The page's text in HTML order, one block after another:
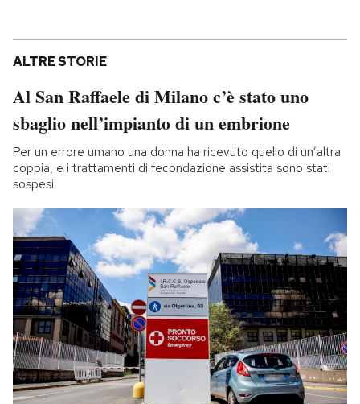
ALTRE STORIE
Al San Raffaele di Milano c’è stato uno
sbaglio nell’impianto di un embrione
Per un errore umano una donna ha ricevuto quello di un’altra
coppia, e i trattamenti di fecondazione assistita sono stati
sospesi